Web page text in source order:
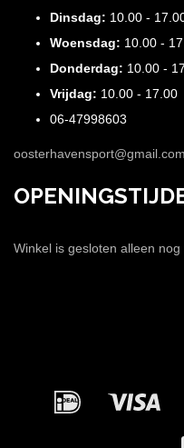
Dinsdag: 10.00 -
Woensdag: 10.00 -
Donderdag: 10.00 -
Vrijdag: 10.00 - 17.00
06-47998603
oosterhavensport@gmail.com
Winkel is gesloten alleen nog